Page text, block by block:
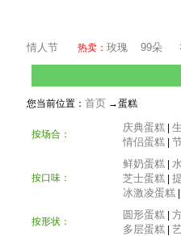
情人节 热卖： 玫瑰 99朵
您当前位置： 首页 →蛋糕
按场合：
庆典蛋糕
情侣蛋糕
按口味：
鲜奶蛋糕
芝士蛋糕
冰激凌蛋糕
按形状：
圆形蛋糕
多层蛋糕